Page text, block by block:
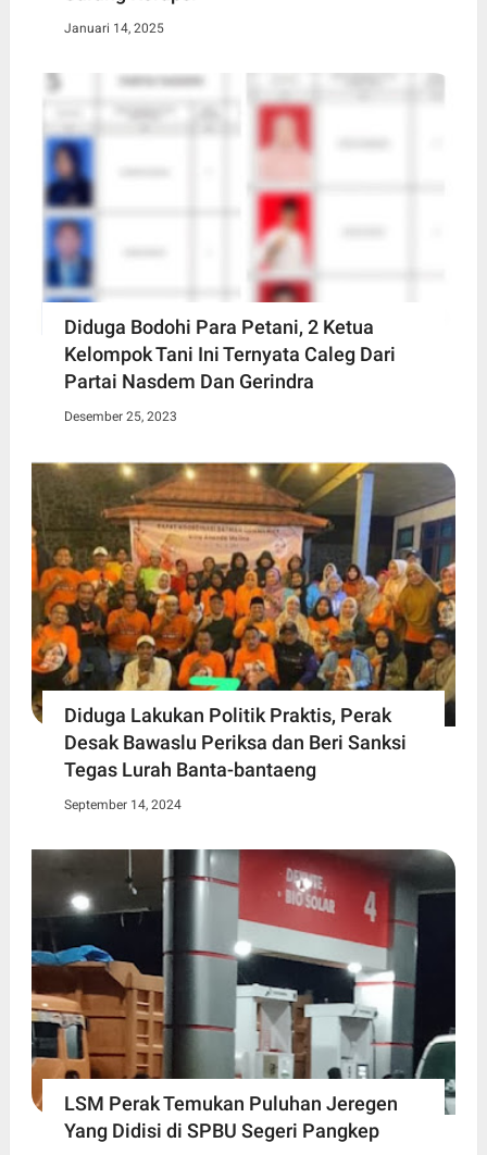
Januari 14, 2025
Diduga Bodohi Para Petani, 2 Ketua
Kelompok Tani Ini Ternyata Caleg Dari
Partai Nasdem Dan Gerindra
Desember 25, 2023
Diduga Lakukan Politik Praktis, Perak
Desak Bawaslu Periksa dan Beri Sanksi
Tegas Lurah Banta-bantaeng
September 14, 2024
LSM Perak Temukan Puluhan Jeregen
Yang Didisi di SPBU Segeri Pangkep